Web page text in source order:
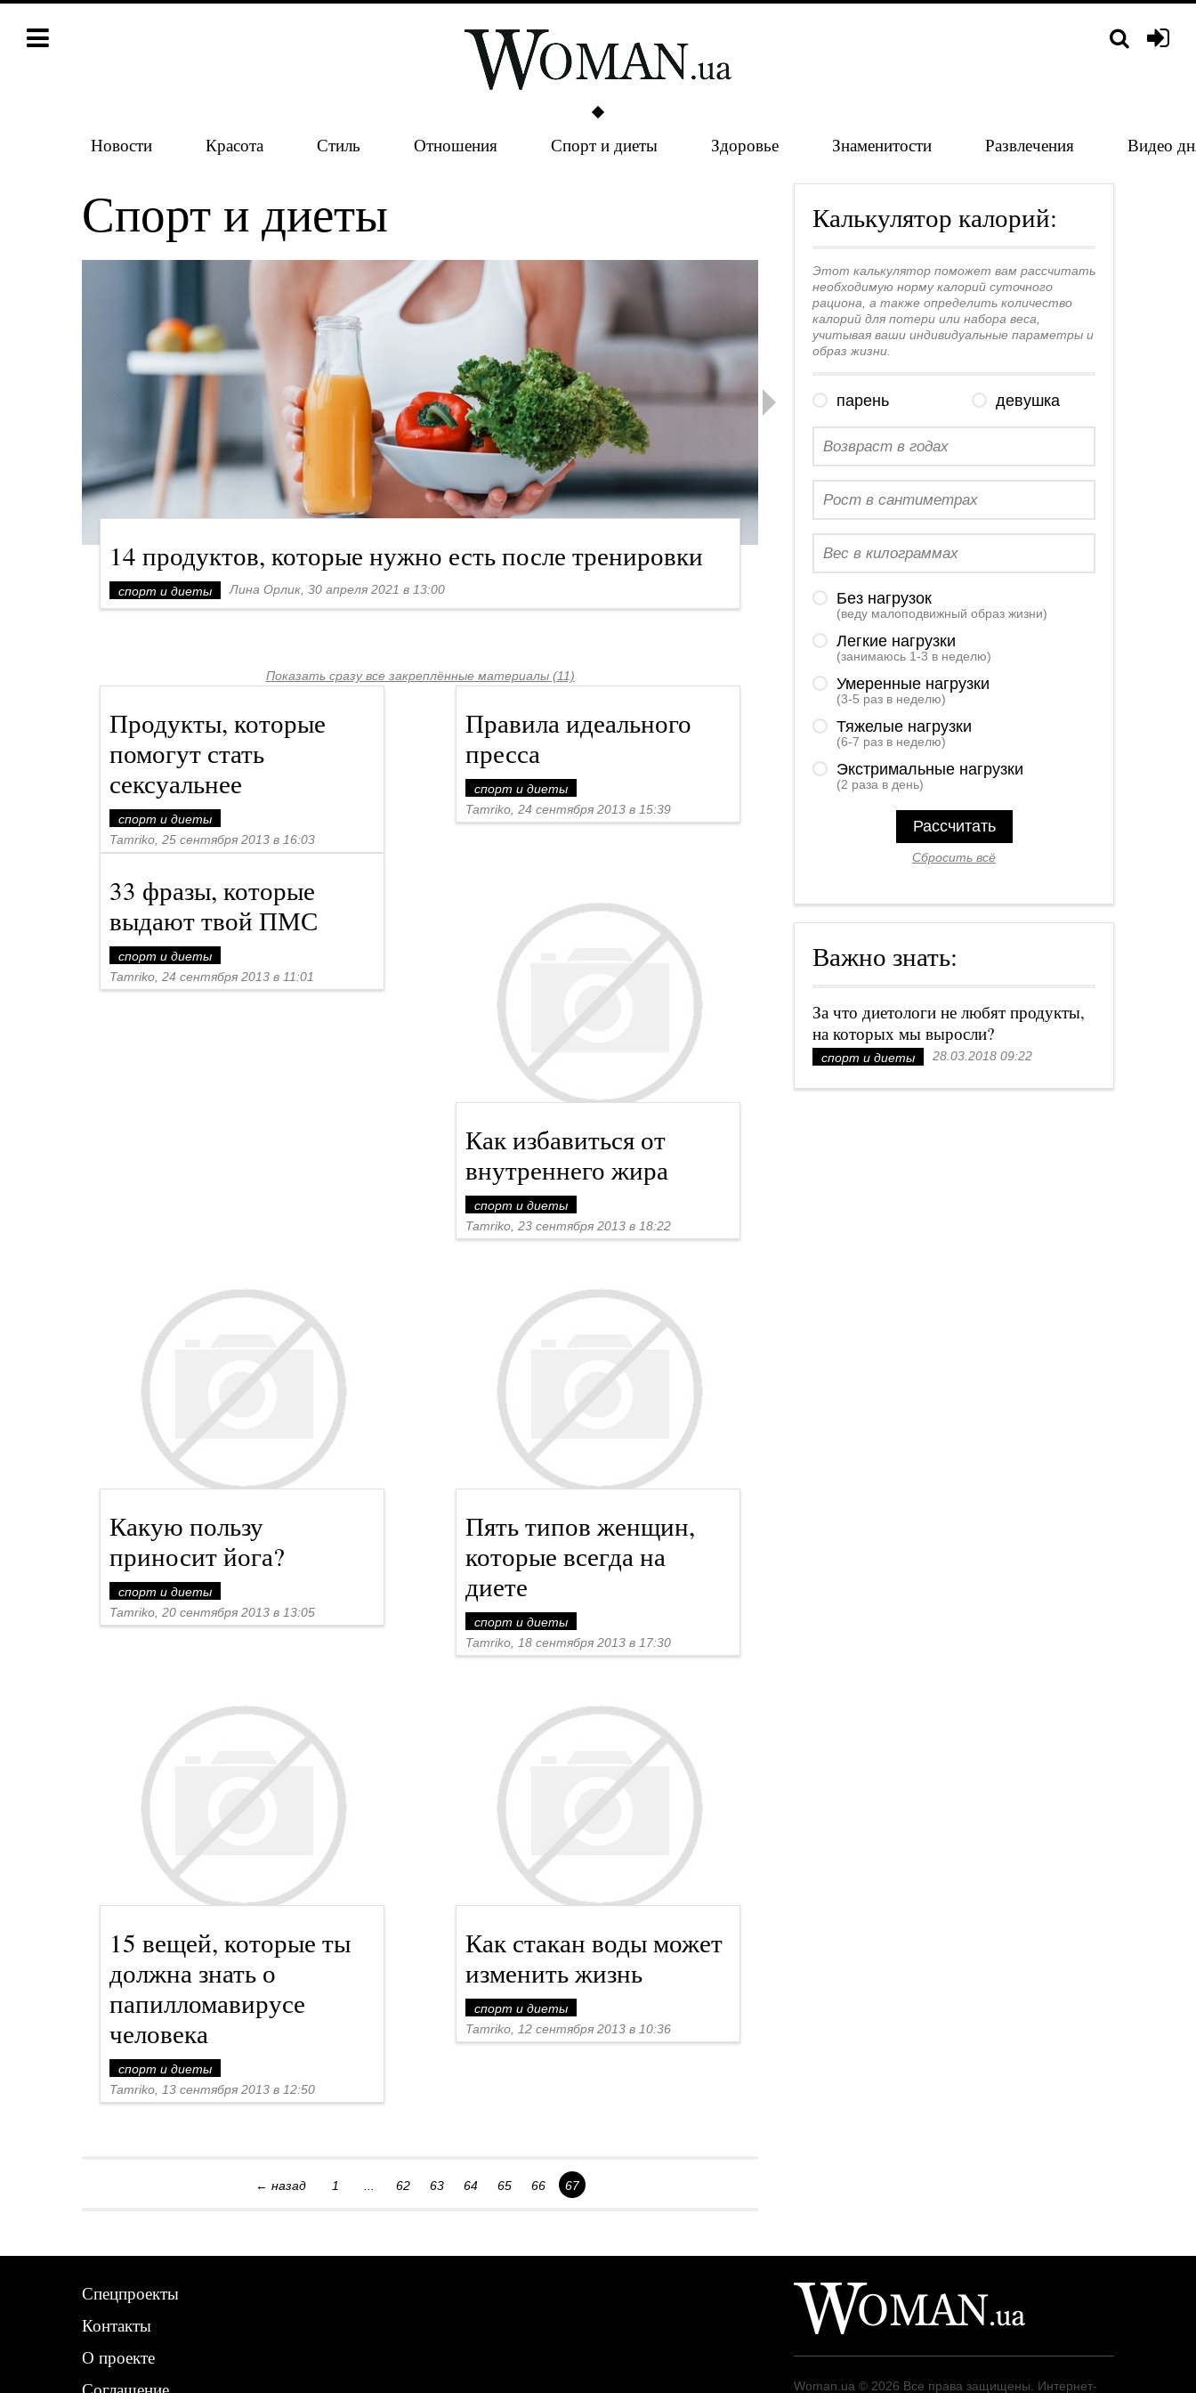
Новости Красота Стиль Отношения Спорт и диеты Здоровье Знаменитости Развлечения Видео
Спорт и диеты
14 продуктов, которые нужно есть после тренировки
спорт и диеты Лина Орлик, 30 апреля 2021 в 13:00
Бег и похудение: помогает ли
спорт и диеты
Показать сразу все закреплённые материалы (11)
Продукты, которые
помогут стать
сексуальнее
спорт и диеты
Tamriko, 25 сентября 2013 в 16:03
Правила идеального
пресса
спорт и диеты
Tamriko, 24 сентября 2013 в 15:39
33 фразы, которые
выдают твой ПМС
спорт и диеты
Tamriko, 24 сентября 2013 в 11:01
внутреннего жира
спорт и диеты
Tamriko, 23 сентября 2013 в 18:22
приносит йога?
спорт и диеты
Tamriko, 20 сентября 2013 в 13:05
которые всегда на
диете
спорт и диеты
должна знать о
папилломавирусе
человека
Tamriko, 13 сентября 2013 в 12:50
изменить жизнь
спорт и диеты
Tamriko, 12 сентября 2013 в 10:36
64
Калькулятор калорий:
Этот калькулятор поможет вам рассчитать
необходимую норму калорий суточного
рациона, а также определить количество
калорий для потери или набора веса,
учитывая ваши индивидуальные параметры и
образ жизни.
парень девушка
Без нагрузок
(веду малоподвижный образ жизни)
Легкие нагрузки
(занимаюсь 1-3 в неделю)
Умеренные нагрузки
(3-5 раз в неделю)
Тяжелые нагрузки
(6-7 раз в неделю)
Экстримальные нагрузки
(2 раза в день)
Рассчитать
Сбросить всё
Важно знать:
За что диетологи не любят продукты,
на которых мы выросли?
спорт и диеты 28.03.2018 09:22
Спецпроекты
Контакты
О проекте